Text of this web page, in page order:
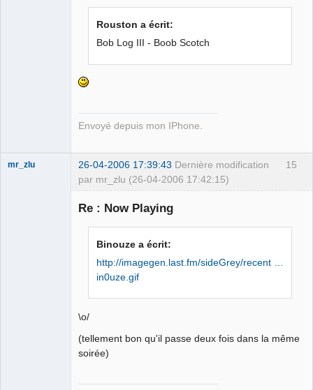
Rouston a écrit:
Bob Log III - Boob Scotch
Envoyé depuis mon IPhone.
15
mr_zlu 26-04-2006 17:39:43 Dernière modification
par mr_zlu (26-04-2006 17:42:15)
Re : Now Playing
Binouze a écrit:
http://imagegen.last.fm/sideGrey/recent …
in0uze.gif
\o/
(tellement bon qu'il passe deux fois dans la même
soirée)